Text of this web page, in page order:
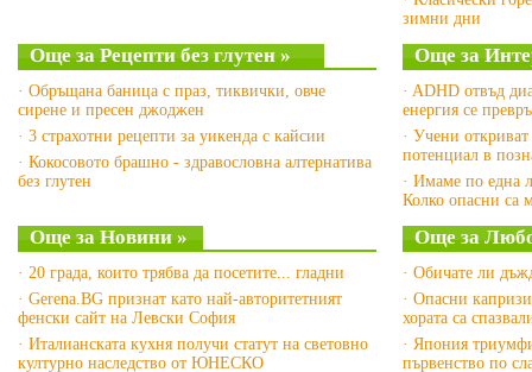
зимни дни
Още за Рецепти без глутен »
· Обръщана баница с праз, тиквички, овче
сирене и пресен джоджен
· 3 страхотни рецепти за уикенда с кайсии
· Кокосовото брашно - здравословна алтернатива
без глутен
Още за
· ADHD отвъд
енергия се
· Учени
потенциал в
· Имаме по една
Колко опасни са
Още за Новини »
· 20 града, които трябва да посетите... гладни
· Gerena.BG признат като най-авторитетният
фенски сайт на Левски София
· Италианската кухня получи статут на световно
културно наследство от ЮНЕСКО
Още за
· Обичате ли
· Опасни
хората са
· Япония
първенство по